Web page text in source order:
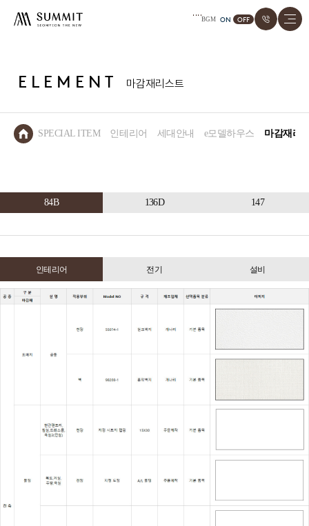
BGM ON OFF
ELEMENT 마감재리스트
SPECIAL ITEM 인테리어 세대안내 e모델하우스 마감재리
84B 136D 147
인테리어 전기 설비